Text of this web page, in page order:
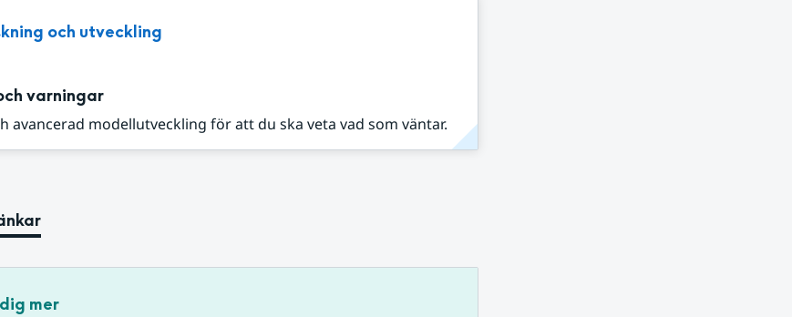
och utveckling
varningar
avancerad modellutveckling för att du ska veta vad som väntar.
mer